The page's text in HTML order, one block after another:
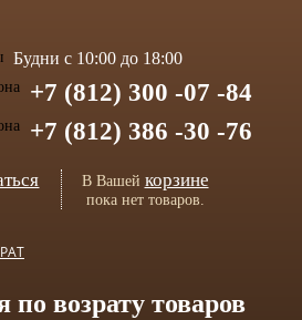
Будни с 10:00 до 18:00
+7 (812) 300 -07 -84
+7 (812) 386 -30 -76
В Вашей корзине
пока нет товаров.
возрату товаров